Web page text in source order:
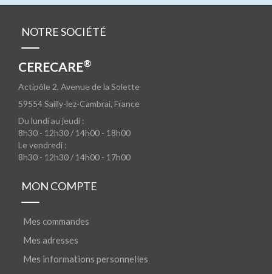
NOTRE SOCIÉTÉ
CERECARE®
Actipôle 2, Avenue de la Solette
59554Sailly-lez-Cambrai, France
Du lundi au jeudi :
8h30 - 12h30 / 14h00 - 18h00
Le vendredi :
8h30 - 12h30 / 14h00 - 17h00
MON COMPTE
Mes commandes
Mes adresses
Mes informations personnelles